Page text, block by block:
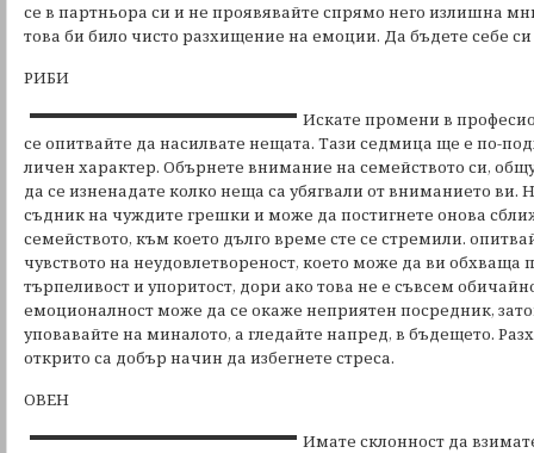
се в партньора си и не проявявайте спрямо него излишна
това би било чисто разхищение на емоции. Да бъдете себе
РИБИ
Искате промени в
се опитвайте да насилвате нещата. Тази седмица ще е по-
личен характер. Обърнете внимание на семейството си,
да се изненадате колко неща са убягвали от вниманието ви.
съдник на чуждите грешки и може да постигнете онова
семейството, към което дълго време сте се стремили.
чувството на неудовлетвореност, което може да ви обхваща
търпеливост и упоритост, дори ако това не е съвсем
емоционалност може да се окаже неприятен посредник,
уповавайте на миналото, а гледайте напред, в бъдещето.
открито са добър начин да избегнете стреса.
ОВЕН
Имате склонност да